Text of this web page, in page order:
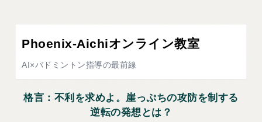
Phoenix-Aichiオンライン教室
AI×バドミントン指導の最前線
格言：不利を求めよ。崖っぷちの攻防を制する
逆転の発想とは？